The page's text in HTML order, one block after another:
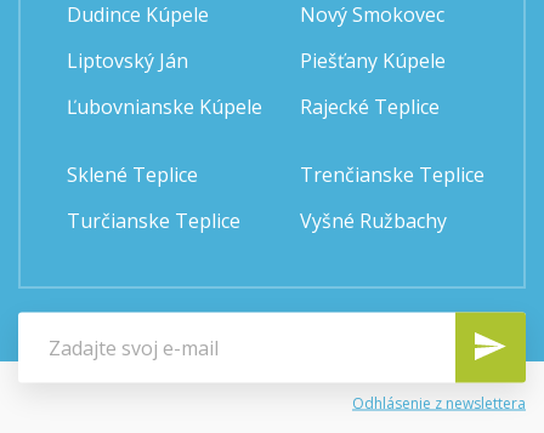
Dudince Kúpele
Liptovský Ján
Ľubovnianske Kúpele
Nový Smokovec
Piešťany Kúpele
Rajecké Teplice
Sklené Teplice
Turčianske Teplice
Trenčianske Teplice
Vyšné Ružbachy
Odhlásenie z newslettera